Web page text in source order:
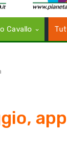
Cavallo